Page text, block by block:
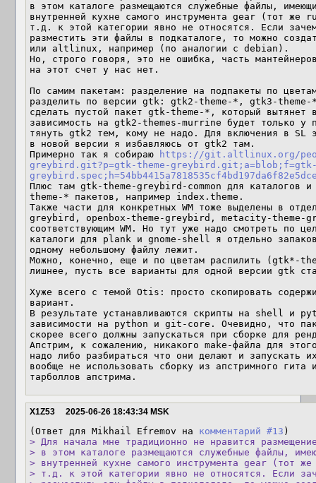
в этом каталоге размещаются служебные файлы,
внутренней кухне самого инструмента gear (тот
т.д. к этой категории явно не относятся. Если
разместить эти файлы в подкаталоге, то можно
или altlinux, например (по аналогии с debian).
Но, строго говоря, это не ошибка, часть
на этот счет у нас нет.
По самим пакетам: разделение на подпакеты по
разделить по версии gtk: gtk2-theme-*, gtk3-
сделать пустой пакет gtk-theme-*, который вытянет
зависимость на gtk2-themes-murrine будет только
тянуть gtk2 тем, кому не надо. Для включения в SL
в новой версии я избавляюсь от gtk2 там.
Примерно так я собираю
https://git.altlinux.org/
greybird.git?p=gtk-theme-greybird.git;a=blob;f=gtk-
Плюс там gtk-theme-greybird-common для каталогов
theme-* пакетов, например index.theme.
Также части для конкретных WM тоже выделены в
greybird, openbox-theme-greybird, metacity-theme-
соответствующим WM. Но тут уже надо смотреть по
каталоги для plank и gnome-shell я отдельно
одному небольшому файлу лежит.
Можно, конечно, еще и по цветам распилить (gtk*-
лишнее, пусть все варианты для одной версии gtk
Хуже всего с темой Otis: просто скопировать
вариант.
В результате устанавливаются скрипты на shell и
зависимости на python и git-core. Очевидно, что
скорее всего должны запускаться при сборке для
Апстрим, к сожалению, никакого make-файла для
надо либо разбираться что они делают и запускать
вообще не использовать сборку из апстримного гита
тарболлов апстрима.
X1Z53 2025-06-26 18:43:34 MSK
(Ответ для Mikhail Efremov на комментарий #13
> Для начала мне традиционно не нравится
> в этом каталоге размещаются служебные файлы,
> внутренней кухне самого инструмента gear (тот
> т.д. к этой категории явно не относятся. Если